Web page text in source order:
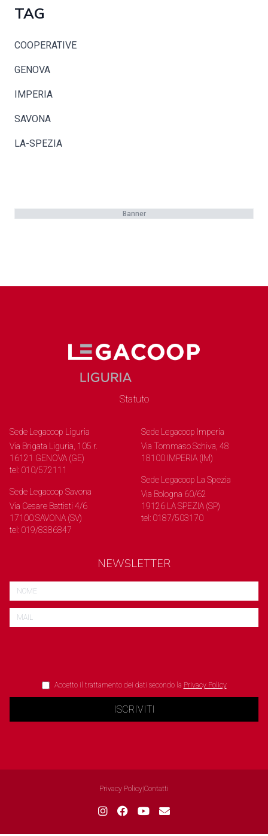
TAG
COOPERATIVE
GENOVA
IMPERIA
SAVONA
LA-SPEZIA
Banner
Statuto
Sede Legacoop Liguria
Via Brigata Liguria, 105 r.
16121 GENOVA (GE)
tel: 010/572111
Sede Legacoop Savona
Via Cesare Battisti 4/6
17100 SAVONA (SV)
tel: 019/8386847
Sede Legacoop Imperia
Via Tommaso Schiva, 48
18100 IMPERIA (IM)
Sede Legacoop La Spezia
Via Bologna 60/62
19126 LA SPEZIA (SP)
tel: 0187/503170
NEWSLETTER
Accetto il trattamento dei dati secondo la Privacy Policy
ISCRIVITI
Privacy Policy Contatti